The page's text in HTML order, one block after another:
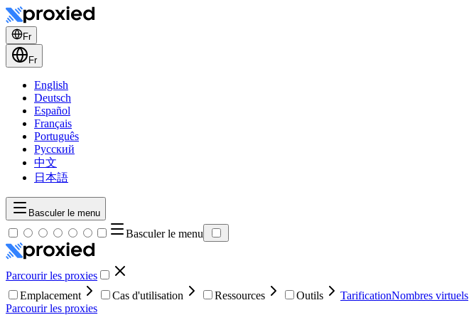
Fr
Fr
English
Deutsch
Español
Français
Português
Русский
中文
日本語
Basculer le menu
Basculer le menu
Parcourir les proxies
Emplacement
Cas d'utilisation Ressources Outils TarificationNombres virtuels
Parcourir les proxies